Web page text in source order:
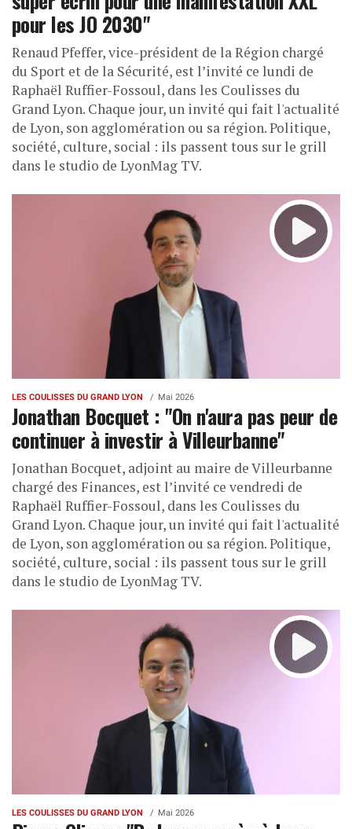
pour les JO 2030"
Renaud Pfeffer, vice-président de la Région chargé
du Sport et de la Sécurité, est l’invité ce lundi de
Raphaël Ruffier-Fossoul, dans les Coulisses du
Grand Lyon. Chaque jour, un invité qui fait l'actualité
de Lyon, son agglomération ou sa région. Politique,
société, culture, social : ils passent tous sur le grill
dans le studio de LyonMag TV.
LES COULISSES DU GRAND LYON Mai 2026
Jonathan Bocquet : "On n'aura pas peur de
continuer à investir à Villeurbanne"
Jonathan Bocquet, adjoint au maire de Villeurbanne
chargé des Finances, est l’invité ce vendredi de
Raphaël Ruffier-Fossoul, dans les Coulisses du
Grand Lyon. Chaque jour, un invité qui fait l'actualité
de Lyon, son agglomération ou sa région. Politique,
société, culture, social : ils passent tous sur le grill
dans le studio de LyonMag TV.
LES COULISSES DU GRAND LYON Mai 2026